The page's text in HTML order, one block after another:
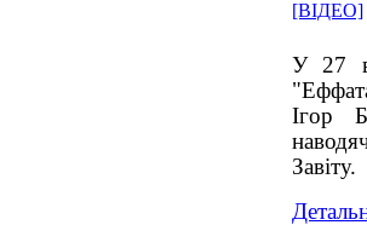
[ВІДЕО]
У 27
Ігор
Завіту.